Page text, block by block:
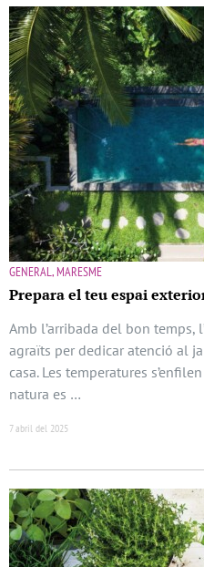
GENERAL, MARESME
Prepara el teu espai
Amb l’arribada del bon temps,
agraïts per dedicar atenció al
casa. Les temperatures
natura es …
7 abril del 2025